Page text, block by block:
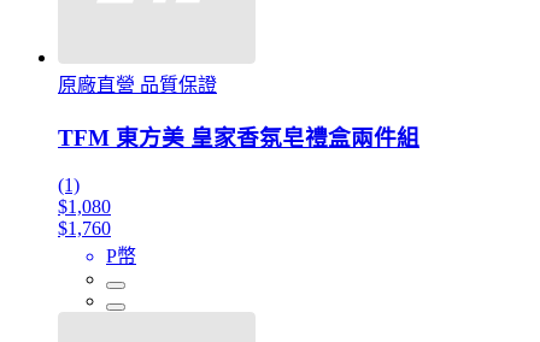
原廠直營 品質保證
TFM 東方美 皇家香氛皂禮盒兩件組
(1)
$1,080
$1,760
P幣